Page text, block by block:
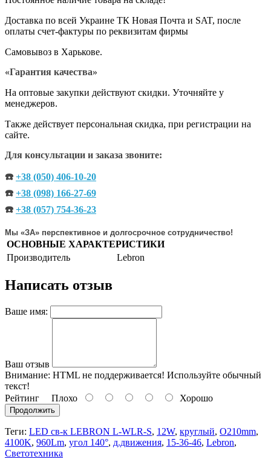
Доставка по всей Украине ТК Новая Почта и SAT, после
оплаты счет-фактуры по реквизитам фирмы
Самовывоз в Харькове.
«Гарантия качества»
На оптовые закупки действуют скидки. Уточняйте у
менеджеров.
Также действует персональная скидка, при регистрации на
сайте.
Для консультации и заказа звоните:
☎️ +38 (050) 406-10-20
☎️ +38 (098) 166-27-69
☎️ +38 (057) 754-36-23
Мы «ЗА» перспективное и долгосрочное сотрудничество!
ОСНОВНЫЕ ХАРАКТЕРИСТИКИ
Производитель
Lebron
Написать отзыв
Ваше имя:
Ваш отзыв
Внимание: HTML не поддерживается! Используйте обычный
текст!
Рейтинг Плохо Хорошо
Продолжить
Теги: LED св-к LEBRON L-WLR-S, 12W, круглый, O210mm,
4100K, 960Lm, угол 140°, д.движения, 15-36-46, Lebron,
Светотехника